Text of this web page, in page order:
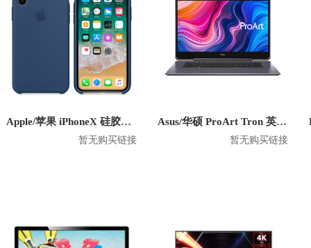
Apple/苹果 iPhoneX 硅胶防摔手机壳
暂无购买链接
Asus/华硕 ProArt Tron 英特尔版 2020款 15.6英寸笔记本
暂无购买链接